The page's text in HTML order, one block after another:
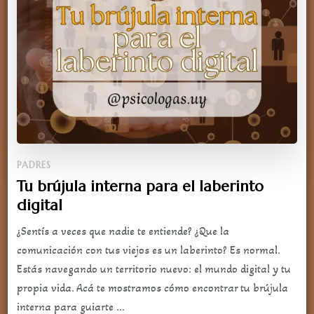
PADRES
Tu brújula interna para el laberinto
digital
¿Sentís a veces que nadie te entiende? ¿Que la
comunicación con tus viejos es un laberinto? Es normal.
Estás navegando un territorio nuevo: el mundo digital y tu
propia vida. Acá te mostramos cómo encontrar tu brújula
interna para guiarte …